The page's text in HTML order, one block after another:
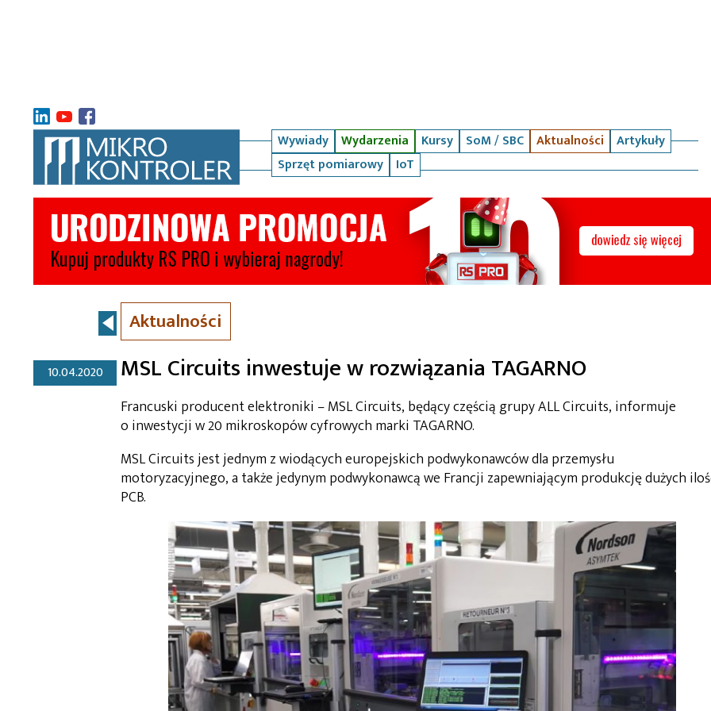
Wywiady Wydarzenia Kursy SoM / SBC Aktualności
Artykuły
Sprzęt pomiarowy
IoT
Aktualności
10.04.2020 MSL Circuits inwestuje w rozwiązania TAGARNO
Francuski producent elektroniki – MSL Circuits, będący częścią grupy ALL Circuits, informuje
o inwestycji w 20 mikroskopów cyfrowych marki TAGARNO.
MSL Circuits jest jednym z wiodących europejskich podwykonawców dla przemysłu
motoryzacyjnego, a także jedynym podwykonawcą we Francji zapewniającym produkcję dużych
PCB.